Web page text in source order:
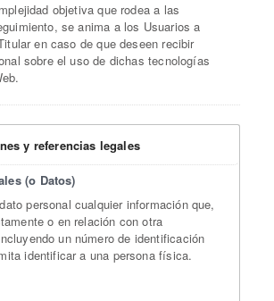
objetiva que rodea a las
se anima a los Usuarios a
en caso de que deseen recibir
sobre el uso de dichas tecnologías
y referencias legales
(o Datos)
personal cualquier información que,
o en relación con otra
un número de identificación
identificar a una persona física.